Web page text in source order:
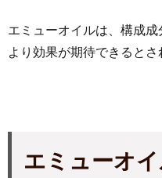
エミューオイルは、構成成
より効果が期待できるとさ
エミューオ